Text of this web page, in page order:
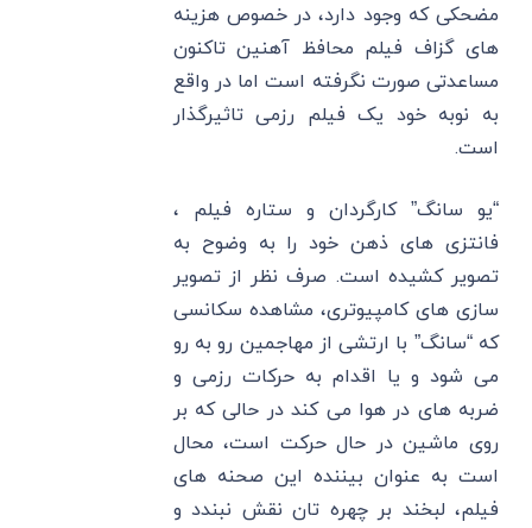
مضحکی که وجود دارد، در خصوص هزینه
های گزاف فیلم محافظ آهنین تاکنون
مساعدتی صورت نگرفته است اما در واقع
به نوبه خود یک فیلم رزمی تاثیرگذار
است.
“یو سانگ” کارگردان و ستاره فیلم ،
فانتزی های ذهن خود را به وضوح به
تصویر کشیده است. صرف نظر از تصویر
سازی های کامپیوتری، مشاهده سکانسی
که “سانگ” با ارتشی از مهاجمین رو به رو
می شود و یا اقدام به حرکات رزمی و
ضربه های در هوا می کند در حالی که بر
روی ماشین در حال حرکت است، محال
است به عنوان بیننده این صحنه های
فیلم، لبخند بر چهره تان نقش نبندد و